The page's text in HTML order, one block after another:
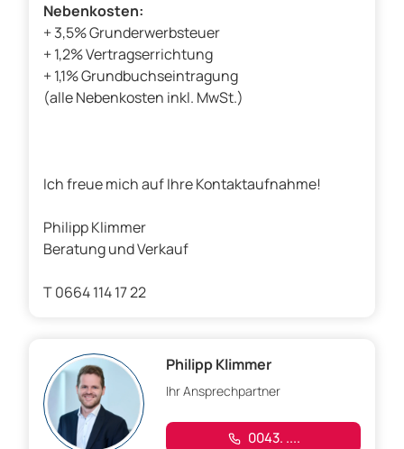
Nebenkosten:
+ 3,5% Grunderwerbsteuer
+ 1,2% Vertragserrichtung
+ 1,1% Grundbuchseintragung
(alle Nebenkosten inkl. MwSt.)
Ich freue mich auf Ihre Kontaktaufnahme!
Philipp Klimmer
Beratung und Verkauf
T 0664 114 17 22
Philipp Klimmer
Ihr Ansprechpartner
0043. ....